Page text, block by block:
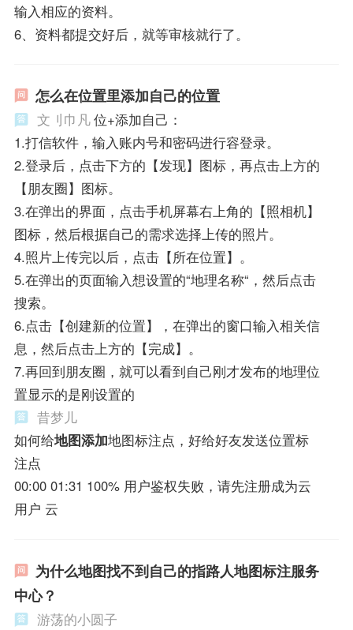
输入相应的资料。
6、资料都提交好后，就等审核就行了。
怎么在位置里添加自己的位置
文刂巾凡位+添加自己：
1.打信软件，输入账内号和密码进行容登录。
2.登录后，点击下方的【发现】图标，再点击上方的
【朋友圈】图标。
3.在弹出的界面，点击手机屏幕右上角的【照相机】
图标，然后根据自己的需求选择上传的照片。
4.照片上传完以后，点击【所在位置】。
5.在弹出的页面输入想设置的“地理名称“，然后点击
搜索。
6.点击【创建新的位置】，在弹出的窗口输入相关信
息，然后点击上方的【完成】。
7.再回到朋友圈，就可以看到自己刚才发布的地理位
置显示的是刚设置的
昔梦儿
如何给地图添加地图标注点，好给好友发送位置标
注点
00:00 01:31 100% 用户鉴权失败，请先注册成为云
用户 云
为什么地图找不到自己的指路人地图标注服务
中心？
游荡的小圆子